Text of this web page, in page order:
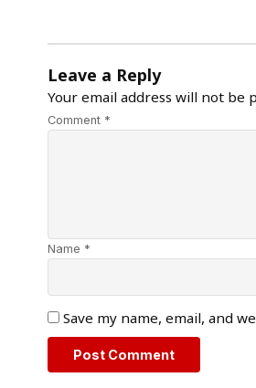
Leave a Reply
Your email address will not be
Comment *
Name *
Save my name, email, and